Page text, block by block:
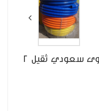
بربيش بلاستيك حلزوني مقوى سعودي ثقيل 2